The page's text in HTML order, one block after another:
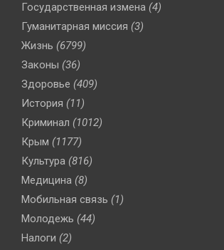
Государственная измена (4)
Гуманитарная миссия (3)
Жизнь (6799)
Законы (36)
Здоровье (409)
История (11)
Криминал (1012)
Крым (1177)
Культура (816)
Медицина (8)
Мобильная связь (1)
Молодежь (44)
Налоги (2)